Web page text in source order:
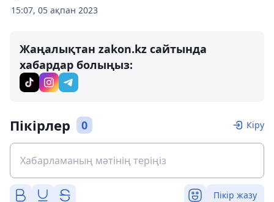
15:07, 05 ақпан 2023
Жаңалықтан zakon.kz сайтында
хабардар болыңыз:
Пікірлер 0 Кіру
Пікір жазу